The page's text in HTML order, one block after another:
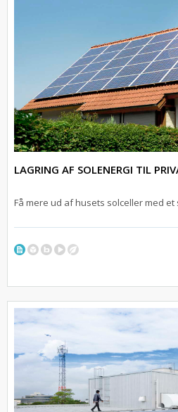
LAGRING AF SOLENERGI TIL
Få mere ud af husets solceller med